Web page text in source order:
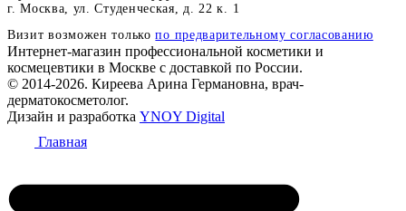
г. Москва, ул. Студенческая, д. 22 к. 1
Визит возможен толькопо предварительному согласованию
Интернет-магазин профессиональной косметики и
космецевтики в Москве с доставкой по России.
© 2014-2026. Киреева Арина Германовна, врач-
дерматокосметолог.
Дизайн и разработка YNOY Digital
Главная